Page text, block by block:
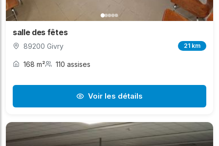
salle des fêtes
89200 Givry 21 km
168 m² 110 assises
Voir les détails